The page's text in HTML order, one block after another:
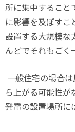
所に集中すること
に影響を及ぼすこ
設置する大規模な
んどでそれもごく
一般住宅の場合
ら上がる可能性
発電の設置場所に